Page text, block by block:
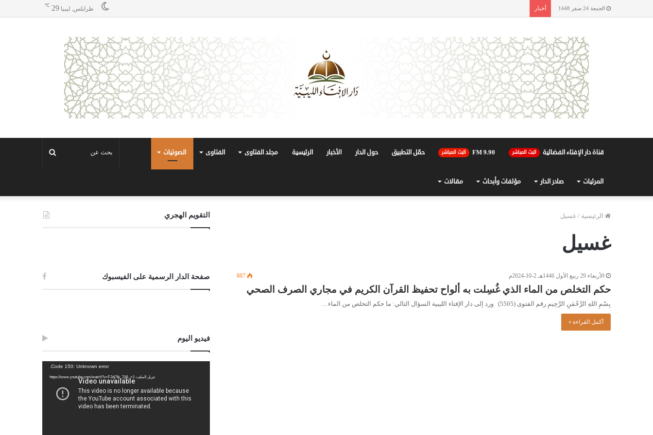
الجمعة 24 صفر 1448 أخبار طرابلس, ليبيا 29
℃
قناة دار الإفتاء الفضائية البث المباشر 90.FM 9 البث المباشر حمّل التطبيق حول الدار الأخبار الرئيسية مجلد الفتاوى الفتاوى الصوتيات
المرئيات صادر الدار مؤلفات وأبحاث مقالات
الرئيسية / غسيل
غسيل
الأربعاء 29 ربيع الأول 1446هـ 2-10-2024م 887
حكم التخلص من الماء الذي غُسِلت به ألواح تحفيظ القرآن الكريم في مجاري الصرف الصحي
بِسْمِ اللهِ الرَّحْمَنِ الرَّحِيمِ رقم الفتوى (5505) ورد إلى دار الإفتاء الليبية السؤال التالي: ما حكم التخلص من الماء…
أكمل القراءة »
التقويم الهجري
صفحة الدار الرسمية على الفيسبوك
فيديو اليوم
Code 150: Unknown error.
تنزيل الملف: https://www.youtube.com/watch?v=FJdj7tk_7jI&_=1